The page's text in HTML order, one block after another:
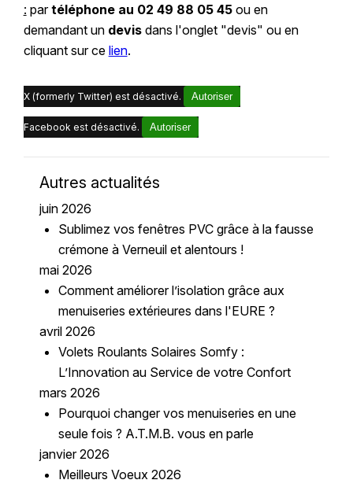
: partéléphone au 02 49 88 05 45ou en
demandant un devisdans l'onglet "devis" ou en
cliquant sur ce lien.
X (formerly Twitter) est désactivé. Autoriser
Facebook est désactivé. Autoriser
Autres actualités
juin 2026
Sublimez vos fenêtres PVC grâce à la fausse
crémone à Verneuil et alentours !
mai 2026
Comment améliorer l’isolation grâce aux
menuiseries extérieures dans l'EURE ?
avril 2026
Volets Roulants Solaires Somfy :
L’Innovation au Service de votre Confort
mars 2026
Pourquoi changer vos menuiseries en une
seule fois ? A.T.M.B. vous en parle
janvier 2026
Meilleurs Voeux 2026